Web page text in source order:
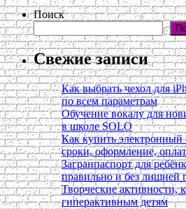
Поиск
Свежие записи
Как выбрать чехол для
по всем параметрам
Обучение вокалу для
в школе SOLO
Как купить электронный
сроки, оформление,
Загранпаспорт для
правильно и без лишней
Творческие активности,
гиперактивным детям